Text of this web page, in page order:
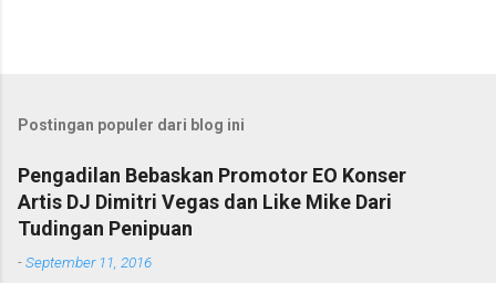
Postingan populer dari blog ini
Pengadilan Bebaskan Promotor EO Konser
Artis DJ Dimitri Vegas dan Like Mike Dari
Tudingan Penipuan
-September 11, 2016